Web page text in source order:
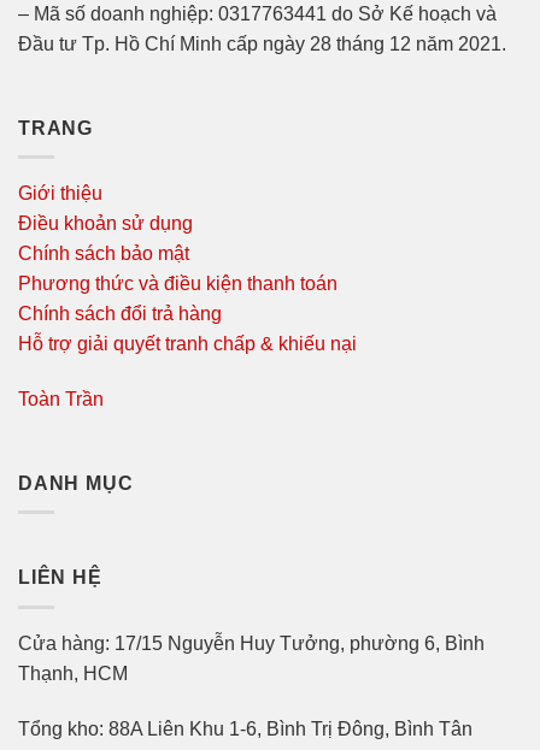
– Mã số doanh nghiệp: 0317763441 do Sở Kế hoạch và
Đầu tư Tp. Hồ Chí Minh cấp ngày 28 tháng 12 năm 2021.
TRANG
Giới thiệu
Điều khoản sử dụng
Chính sách bảo mật
Phương thức và điều kiện thanh toán
Chính sách đổi trả hàng
Hỗ trợ giải quyết tranh chấp & khiếu nại
Toàn Trần
DANH MỤC
LIÊN HỆ
Cửa hàng: 17/15 Nguyễn Huy Tưởng, phường 6, Bình
Thạnh, HCM
Tổng kho: 88A Liên Khu 1-6, Bình Trị Đông, Bình Tân